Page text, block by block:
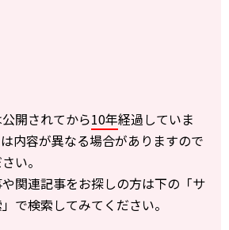
開されてから10年経過していま
内容が異なる場合がありますので
い。
関連記事をお探しの方は下の「サ
で検索してみてください。